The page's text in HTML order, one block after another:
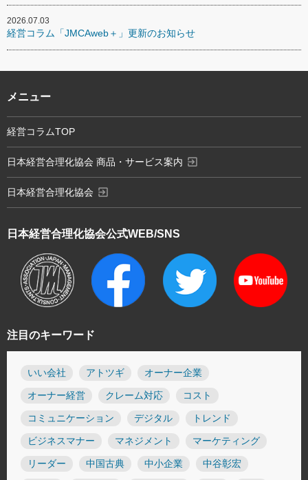
2026.07.03
経営コラム「JMCAweb＋」更新のお知らせ
注目のキーワード
いい会社 アトツギ オーナー企業
オーナー経営 クレーム対応 コスト
コミュニケーション デジタル トレンド
ビジネスマナー マネジメント マーケティング
リーダー 中国古典 中小企業 中谷彰宏
日本経営合理化協会公式WEB/SNS
メニュー
経営コラムTOP
日本経営合理化協会 商品・サービス案内 exit_to_app
日本経営合理化協会 exit_to_app